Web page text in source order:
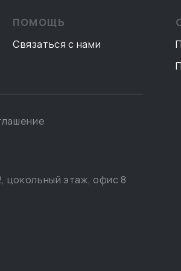
ПОМОЩЬ
Связаться с нами
цокольный этаж, офис 8